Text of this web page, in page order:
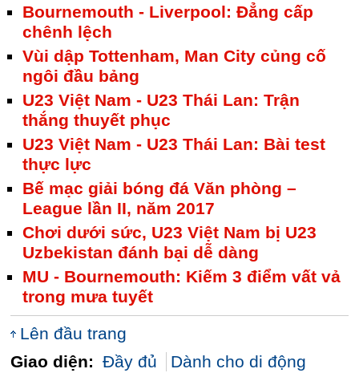
Bournemouth - Liverpool: Đẳng cấp
chênh lệch
Vùi dập Tottenham, Man City củng cố
ngôi đầu bảng
U23 Việt Nam - U23 Thái Lan: Trận
thắng thuyết phục
U23 Việt Nam - U23 Thái Lan: Bài test
thực lực
Bế mạc giải bóng đá Văn phòng –
League lần II, năm 2017
Chơi dưới sức, U23 Việt Nam bị U23
Uzbekistan đánh bại dễ dàng
MU - Bournemouth: Kiếm 3 điểm vất vả
trong mưa tuyết
Lên đầu trang
Giao diện: Đầy đủ Dành cho di động